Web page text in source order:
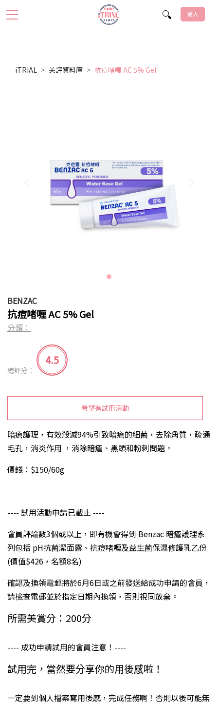
登入
iTRIAL 美評資料庫 抗痘啫喱 AC 5% Gel
BENZAC
抗痘啫喱 AC 5% Gel
分類：
總評分：
4.5
希望有試用活動
暗瘡護理，有效殺滅94%引致暗瘡的細菌，去除角質，疏通
毛孔，消炎作用 ，消除暗瘡、黑頭和粉刺問題。
價錢：$150/60g
---- 試用活動申請已截止 ----
會員評論數3個或以上，即有機會得到 Benzac 暗瘡護理系
列包括 pH抗菌潔面露、抗痘啫喱及益生菌保濕修護乳乙份
(價值$426，名額8名)
確認及換領電郵將於6月6日或之前發送給成功申請的會員，
請檢查電郵並於指定日期內換領，否則視同放棄。
所需美賞分：200分
---- 成功申請試用的會員注意！----
試用完，當然要分享你的用後感啦！
一定要到個人檔案寫用後感，完成任務啊！否則以後可能無